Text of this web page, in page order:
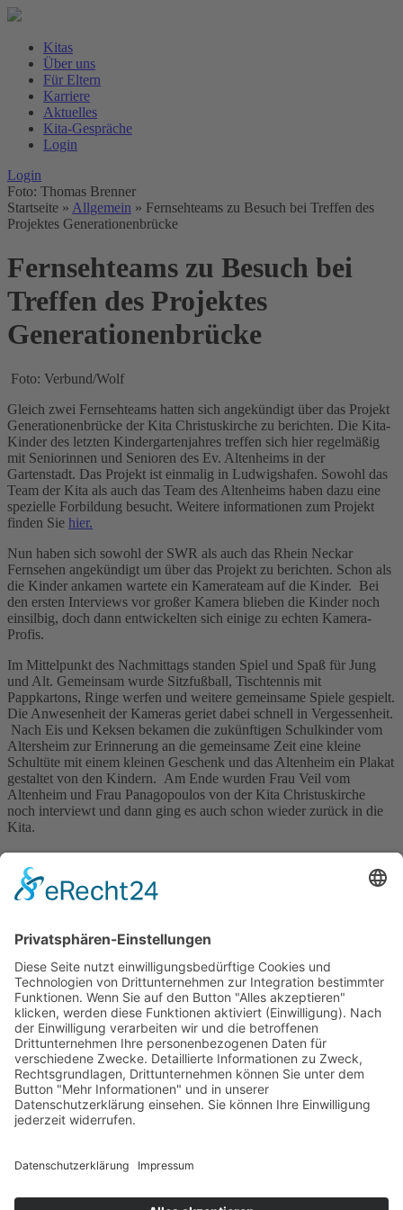
Kitas
Über uns
Für Eltern
Karriere
Aktuelles
Kita-Gespräche
Login
Login
Foto: Thomas Brenner
Startseite » Allgemein » Fernsehteams zu Besuch bei Treffen des
Projektes Generationenbrücke
Fernsehteams zu Besuch bei
Treffen des Projektes
Generationenbrücke
Foto: Verbund/Wolf
Gleich zwei Fernsehteams hatten sich angekündigt über das Projekt
Generationenbrücke der Kita Christuskirche zu berichten. Die Kita-
Kinder des letzten Kindergartenjahres treffen sich hier regelmäßig
mit Seniorinnen und Senioren des Ev. Altenheims in der
Gartenstadt. Das Projekt ist einmalig in Ludwigshafen. Sowohl das
Team der Kita als auch das Team des Altenheims haben dazu eine
spezielle Forbildung besucht. Weitere informationen zum Projekt
finden Sie hier.
Nun haben sich sowohl der SWR als auch das Rhein Neckar
Fernsehen angekündigt um über das Projekt zu berichten. Schon als
die Kinder ankamen wartete ein Kamerateam auf die Kinder. Bei
den ersten Interviews vor großer Kamera blieben die Kinder noch
einsilbig, doch dann entwickelten sich einige zu echten Kamera-
Profis.
Im Mittelpunkt des Nachmittags standen Spiel und Spaß für Jung
und Alt. Gemeinsam wurde Sitzfußball, Tischtennis mit
Pappkartons, Ringe werfen und weitere gemeinsame Spiele gespielt.
Die Anwesenheit der Kameras geriet dabei schnell in Vergessenheit.
Nach Eis und Keksen bekamen die zukünftigen Schulkinder vom
Altersheim zur Erinnerung an die gemeinsame Zeit eine kleine
Schultüte mit einem kleinen Geschenk und das Altenheim ein Plakat
gestaltet von den Kindern. Am Ende wurden Frau Veil vom
Altenheim und Frau Panagopoulos von der Kita Christuskirche
noch interviewt und dann ging es auch schon wieder zurück in die
Kita.
Der Beitrag des SWR lief am 01.08.2024 in der Landesschau:zum
Beitrag
Der Beitrag des RNF lief am 31.07.2024 bei den Regionalbeiträgen:
Foto: Verbund/Wolf
Zurück
Kitas
Übersicht
Über uns
Struktur
Team
Kita-Gespräche
Ausbildung